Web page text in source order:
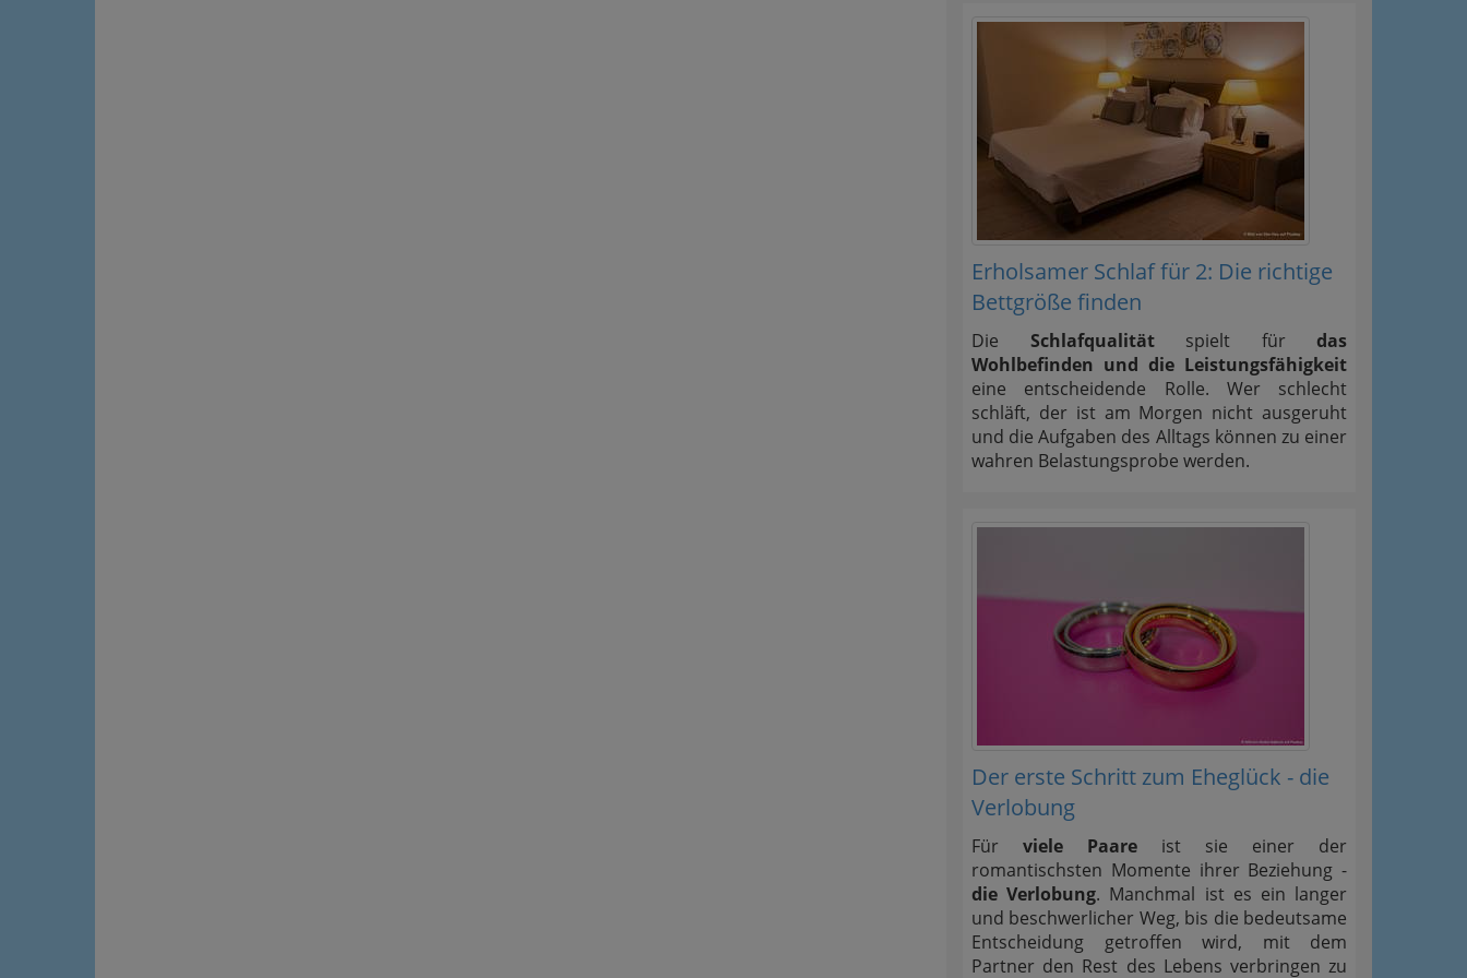
Erholsamer Schlaf für 2: Die richtige
Bettgröße finden
Die Schlafqualitätspielt für das
Wohlbefinden und die Leistungsfähigkeit
eine entscheidende Rolle. Wer schlecht
schläft, der ist am Morgen nicht ausgeruht
und die Aufgaben des Alltags können zu einer
wahren Belastungsprobe werden.
Der erste Schritt zum Eheglück - die
Verlobung
Für viele Paare ist sie einer der
romantischsten Momente ihrer Beziehung -
die Verlobung. Manchmal ist es ein langer
und beschwerlicher Weg, bis die bedeutsame
Entscheidung getroffen wird, mit dem
Partner den Rest des Lebens verbringen zu